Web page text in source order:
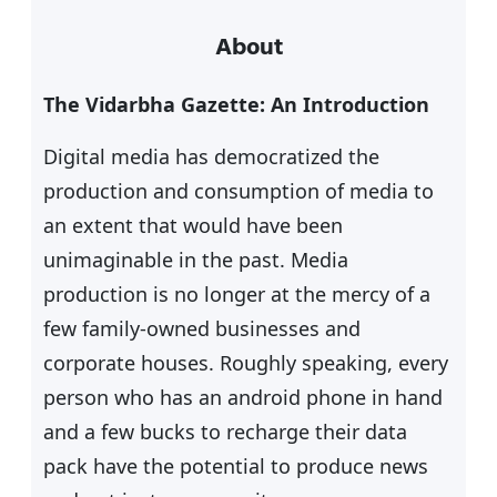
About
The Vidarbha Gazette: An Introduction
Digital media has democratized the
production and consumption of media to
an extent that would have been
unimaginable in the past. Media
production is no longer at the mercy of a
few family-owned businesses and
corporate houses. Roughly speaking, every
person who has an android phone in hand
and a few bucks to recharge their data
pack have the potential to produce news